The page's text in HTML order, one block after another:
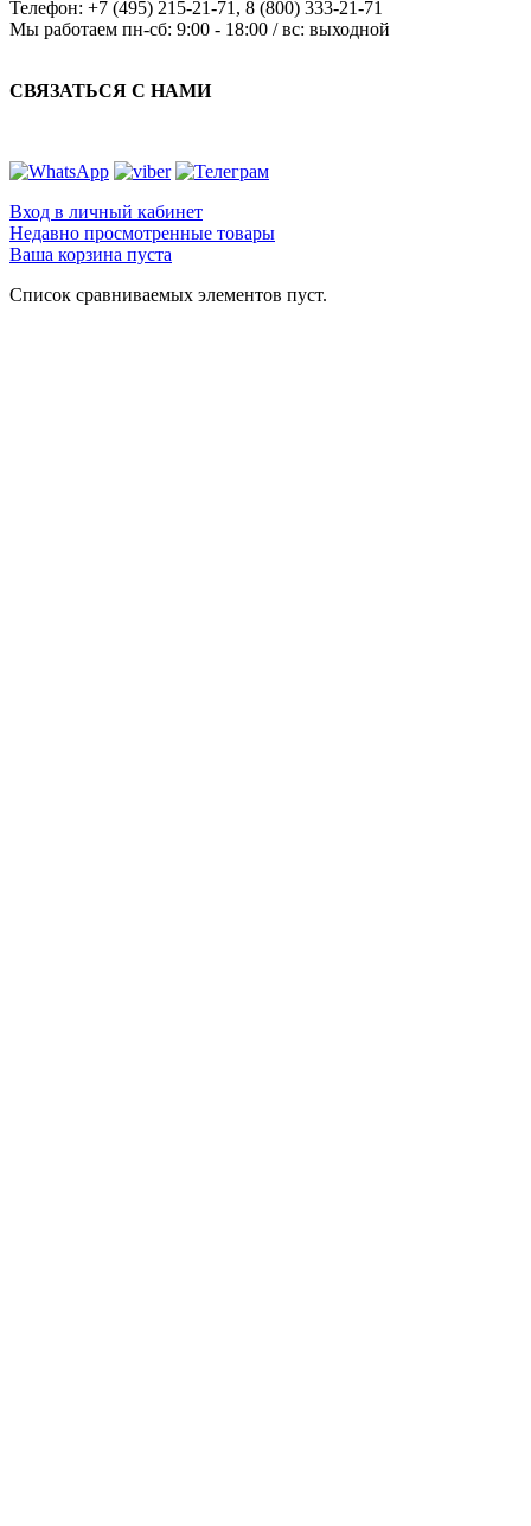
Телефон: +7 (495) 215-21-71 , 8 (800) 333-21-71
Мы работаем пн-сб: 9:00 - 18:00 / вс: выходной
СВЯЗАТЬСЯ С НАМИ
Вход в личный кабинет
Недавно просмотренные товары
Ваша корзина пуста
Список сравниваемых элементов пуст.